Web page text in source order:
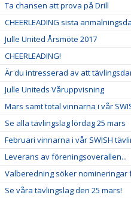
Ta chansen att prova på Drill
CHEERLEADING sista
Julle United Årsmöte 2017
CHEERLEADING!
Är du intresserad av att
Julle Uniteds Våruppvisning
Mars samt total vinnarna i vår
Se alla tävlingslag lördag 25 mars
Februari vinnarna i vår SWISH
Leverans av föreningsoverallen...
Valberedning söker nomineringar
Se våra tävlingslag den 25 mars!